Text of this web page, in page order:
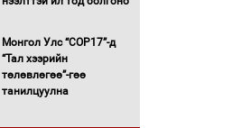
Монгол Улс “COP17”-д
“Тал хээрийн
төлөвлөгөө”-гөө
танилцуулна